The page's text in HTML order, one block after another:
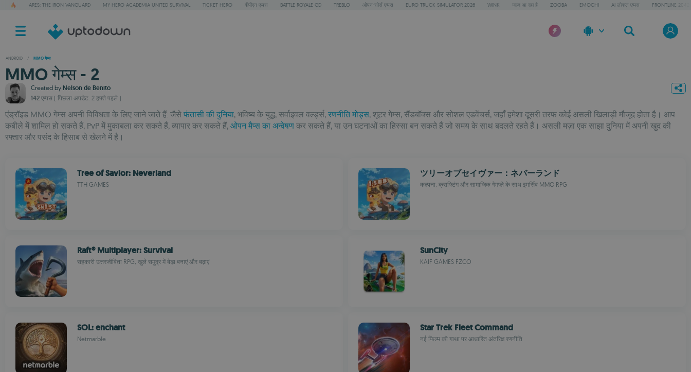
ARES: THE IRON VANGUARD MY HERO ACADEMIA UNITED SURVIVAL TICKET HERO वीपीएन एप्पस BATTLE ROYALE GD TREBLO ओपन-सोर्स एप्पस EURO TRUCK SIMULATOR 2026 WINK जल्द आ रहा है ZOOBA EMOCHI AI लोकल एप्पस FRONTLINE 2042
ANDROID / MMO गेम्स
MMO गेम्स - 2
Created by Nelson de Benito
142 एप्पस ( पिछला अपडेट: 2 हफ्ते पहले )
एंड्रॉइड MMO गेम्स अपनी विविधता के लिए जाने जाते हैं: जैसे फंतासी की दुनिया, भविष्य के युद्ध, सर्वाइवल वर्ल्ड्स, रणनीति मोड्स, शूटर गेम्स, सैंडबॉक्स और सोशल एडवेंचर्स, जहाँ हमेशा दूसरी तरफ कोई असली खिलाड़ी मौजूद होता है। आप
कबीले में शामिल हो सकते हैं, PvP में मुकाबला कर सकते हैं, व्यापार कर सकते हैं, ओपन मैप्स का अन्वेषण कर सकते हैं, या उन घटनाओं का हिस्सा बन सकते हैं जो समय के साथ बदलते रहते हैं। असली मज़ा एक साझा दुनिया में अपनी खुद की
रफ्तार और पसंद के हिसाब से खेलने में है।
Tree of Savior: Neverland
TTH GAMES
ツリーオブセイヴァー：ネバーランド
कल्पना, क्राफ्टिंग और सामाजिक गेमप्ले के साथ इमर्सिव MMO RPG
Raft® Multiplayer: Survival
सहकारी उत्तरजीविता RPG, खुले समुद्र में बेड़ा बनाएं और बढ़ाएं
SunCity
KAIF GAMES FZCO
SOL: enchant
Netmarble
Star Trek Fleet Command
नई फिल्म की गाथा पर आधारित अंतरिक्ष रणनीति